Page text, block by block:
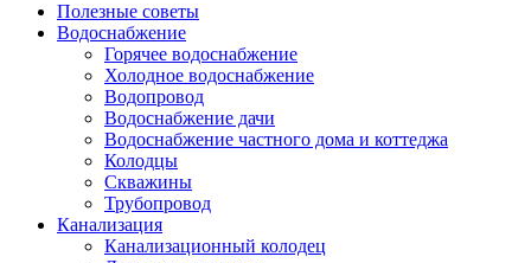
Полезные советы
Водоснабжение
Горячее водоснабжение
Холодное водоснабжение
Водопровод
Водоснабжение дачи
Водоснабжение частного дома и коттеджа
Колодцы
Скважины
Трубопровод
Канализация
Канализационный колодец